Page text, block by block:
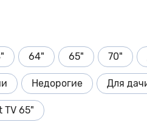
64" 65" 70"
Недорогие Для
TV 65"